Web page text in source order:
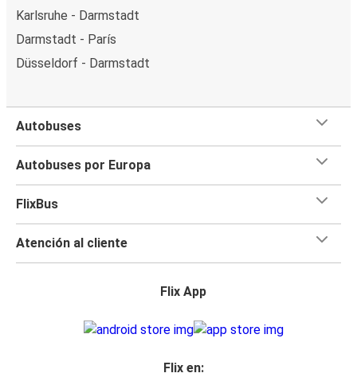
Karlsruhe - Darmstadt
Darmstadt - París
Düsseldorf - Darmstadt
Autobuses
Autobuses por Europa
FlixBus
Atención al cliente
Flix App
Flix en: